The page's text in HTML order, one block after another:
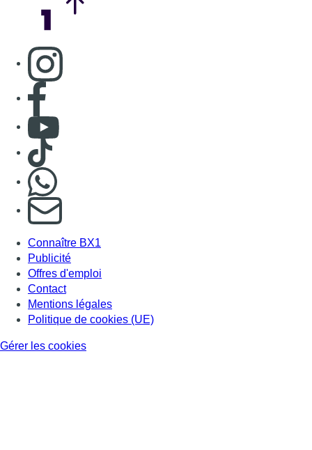
Consulter page Instagram
Consulter page Facebook
Consulter Youtube
Consulter TikTok
S'abonner à notre newsletter
Connaître BX1
Publicité
Offres d'emploi
Contact
Mentions légales
Politique de cookies (UE)
Gérer les cookies